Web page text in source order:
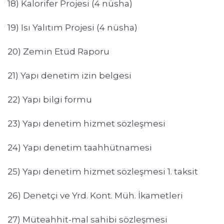
18) Kalorifer Projesi (4 nüsha)
19) Isı Yalıtım Projesi (4 nüsha)
20) Zemin Etüd Raporu
21) Yapı denetim izin belgesi
22) Yapı bilgi formu
23) Yapı denetim hizmet sözleşmesi
24) Yapı denetim taahhütnamesi
25) Yapı denetim hizmet sözleşmesi 1. taksit
26) Denetçi ve Yrd. Kont. Müh. İkametleri
27) Müteahhit-mal sahibi sözleşmesi